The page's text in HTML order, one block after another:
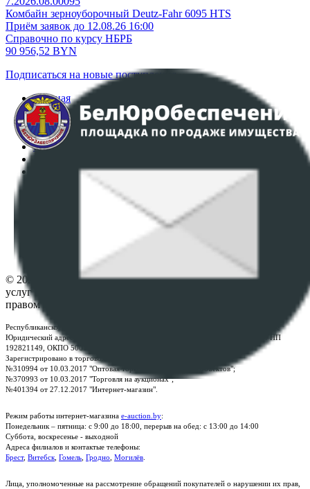
Комбайн зерноуборочный Deutz-Fahr 6095 HTS
Приём заявок до 12.08.26 16:00
Справочно по курсу НБРБ
90 956,52 BYN
Подписаться на новые поступления
Главная
Аукционы
Интернет-магазин
Регламент организации и проведения торгов
Политика в отношении обработки персональных
ПОЛОЖЕНИЕ О ПОЛИТИКЕ ОБРАБОТКИ COOKIE-
Настройки cookie-файлов
© 2026 Республиканское унитарное предприятие по оказанию
услуг "БелЮрОбеспечение" - Все права защищены авторским
правом
Республиканское унитарное предприятие по оказанию услуг "БелЮрОбеспечение"
Юридический адрес: г. Минск, пр-т. Дзержинского, 1Б, e-mail:
, УНП
192821149, ОКПО 500111895000
Зарегистрировано в торговом реестре Республики Беларусь:
№310994 от 10.03.2017 "Оптовая торговля без торговых объектов";
№370993 от 10.03.2017 "Торговля на аукционах";
№401394 от 27.12.2017 "Интернет-магазин".
Режим работы интернет-магазина e-auction.by:
Понедельник – пятница: с 9:00 до 18:00, перерыв на обед: с 13:00 до 14:00
Суббота, воскресенье - выходной
Адреса филиалов и контактые телефоны:
Брест, Витебск Гомель Гродно Могилёв
Лица, уполномоченные на рассмотрение обращений покупателей о нарушении их прав,